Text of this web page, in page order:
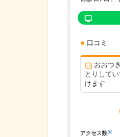
口コミ
おおつ
とりして
けます
アクセス数※